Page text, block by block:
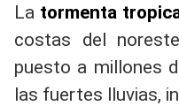
La tormenta
costas del
puesto a millones
las fuertes lluvias,